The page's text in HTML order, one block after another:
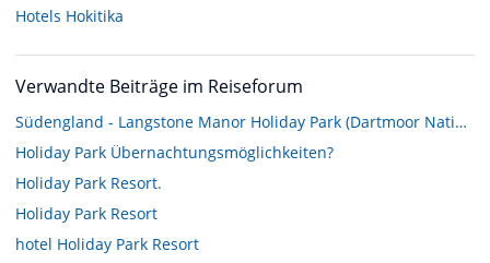
Hotels Hokitika
Verwandte Beiträge im Reiseforum
Südengland - Langstone Manor Holiday Park (Dartmoor National Park)
Holiday Park Übernachtungsmöglichkeiten?
Holiday Park Resort.
Holiday Park Resort
hotel Holiday Park Resort